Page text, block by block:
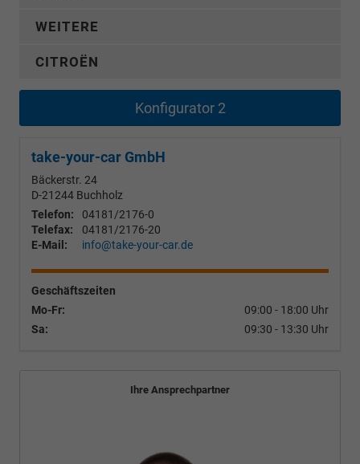
WEITERE
CITROËN
Konfigurator 2
take-your-car GmbH
Bäckerstr. 24
D-21244 Buchholz
Telefon:
04181/2176-0
Telefax:
04181/2176-20
E-Mail:
info@take-your-car.de
Geschäftszeiten
Mo-Fr:
09:00 - 18:00 Uhr
Sa:
09:30 - 13:30 Uhr
Ihre Ansprechpartner